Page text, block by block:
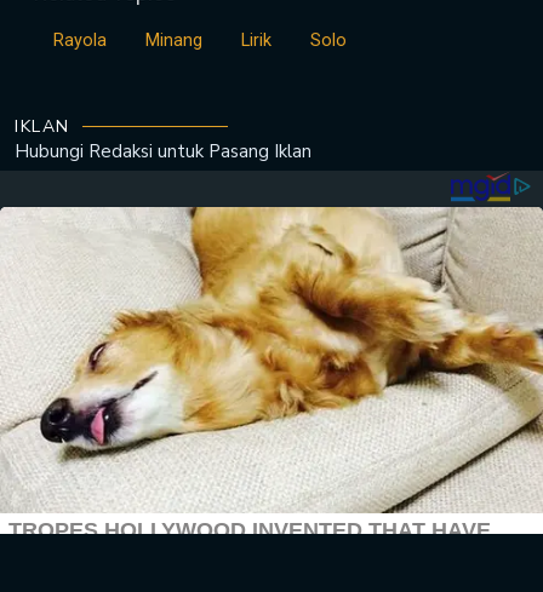
Rayola Minang Lirik Solo
IKLAN
Hubungi Redaksi untuk Pasang Iklan